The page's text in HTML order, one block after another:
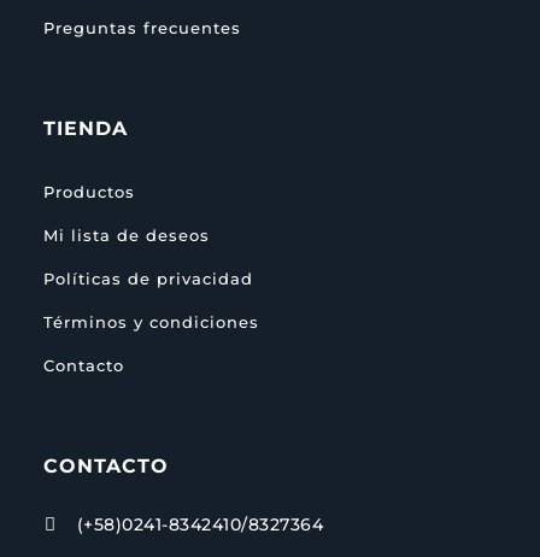
Preguntas frecuentes
TIENDA
Productos
Mi lista de deseos
Políticas de privacidad
Términos y condiciones
Contacto
CONTACTO
 (+58)0241-8342410/8327364